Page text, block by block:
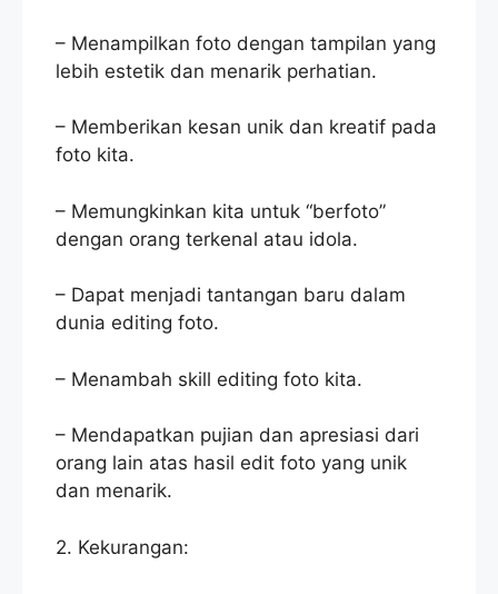
– Menampilkan foto dengan tampilan yang
lebih estetik dan menarik perhatian.
– Memberikan kesan unik dan kreatif pada
foto kita.
– Memungkinkan kita untuk “berfoto”
dengan orang terkenal atau idola.
– Dapat menjadi tantangan baru dalam
dunia editing foto.
– Menambah skill editing foto kita.
– Mendapatkan pujian dan apresiasi dari
orang lain atas hasil edit foto yang unik
dan menarik.
2. Kekurangan: